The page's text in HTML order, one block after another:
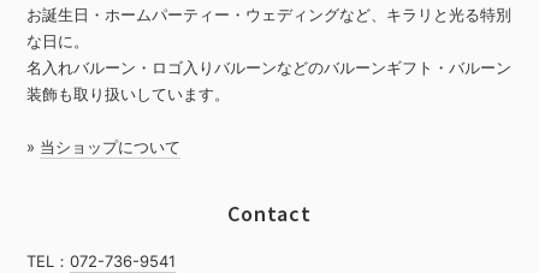
お誕生日・ホームパーティー・ウェディングなど、キラリと光る特別
な日に。
名入れバルーン・ロゴ入りバルーンなどのバルーンギフト・バルーン
装飾も取り扱いしています。
» 当ショップについて
Contact
TEL：072-736-9541